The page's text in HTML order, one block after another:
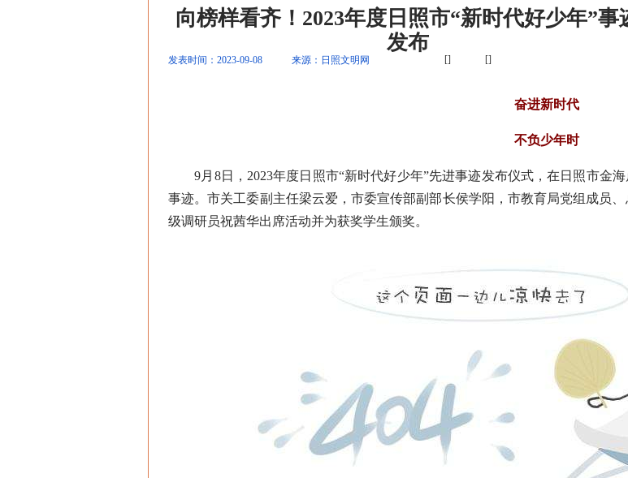
向榜样看齐！2023年度日照市“新时代好少年”事
发布
发表时间：2023-09-08 来源：日照文明网 [] []
奋进新时代
不负少年时
9月8日，2023年度日照市“新时代好少年”先进事迹发布仪式，在日照市金海
事迹。市关工委副主任梁云爱，市委宣传部副部长侯学阳，市教育局党组成员
级调研员祝茜华出席活动并为获奖学生颁奖。